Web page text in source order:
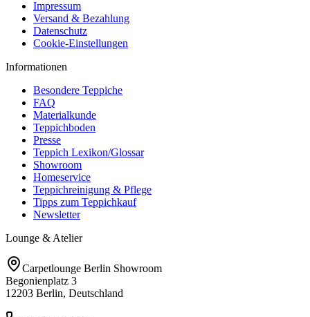
Impressum
Versand & Bezahlung
Datenschutz
Cookie-Einstellungen
Informationen
Besondere Teppiche
FAQ
Materialkunde
Teppichboden
Presse
Teppich Lexikon/Glossar
Showroom
Homeservice
Teppichreinigung & Pflege
Tipps zum Teppichkauf
Newsletter
Lounge & Atelier
Carpetlounge Berlin Showroom
Begonienplatz 3
12203 Berlin, Deutschland